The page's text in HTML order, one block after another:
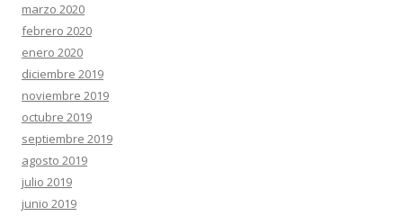
marzo 2020
febrero 2020
enero 2020
diciembre 2019
noviembre 2019
octubre 2019
septiembre 2019
agosto 2019
julio 2019
junio 2019